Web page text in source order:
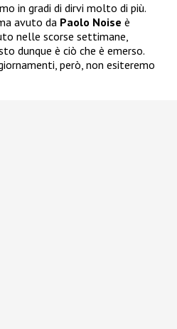
in gradi di dirvi molto di più.
avuto da Paolo Noise è
nelle scorse settimane,
dunque è ciò che è emerso.
però, non esiteremo